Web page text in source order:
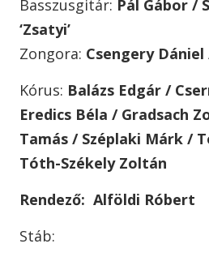
Basszusgitár: Pál Gábor /
‘Zsatyi’
Zongora: Csengery Dániel
Kórus: Balázs Edgár /
Eredics Béla / Gradsach
Tamás / Széplaki Márk /
Tóth-Székely Zoltán
Rendező: Alföldi Róbert
Stáb: